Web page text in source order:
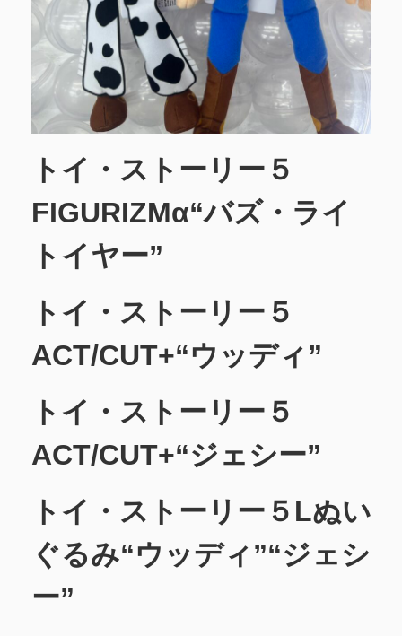
トイ・ストーリー５
FIGURIZMα“バズ・ライ
トイヤー”
トイ・ストーリー５
ACT/CUT+“ウッディ”
トイ・ストーリー５
ACT/CUT+“ジェシー”
トイ・ストーリー５Lぬい
ぐるみ“ウッディ”“ジェシ
ー”